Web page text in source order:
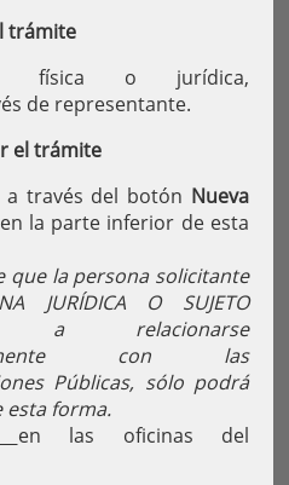
trámite
física o jurídica,
de representante.
el trámite
a través del botón Nueva
la parte inferior de esta
que la persona solicitante
JURÍDICA O SUJETO
a relacionarse
con las
Públicas, sólo podrá
esta forma.
en las oficinas del